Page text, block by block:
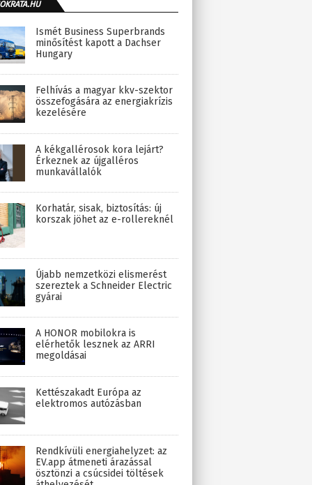
Ismét Business Superbrands
minősítést kapott a Dachser
Hungary
Felhívás a magyar kkv-szektor
összefogására az energiakrízis
kezelésére
A kékgallérosok kora lejárt?
Érkeznek az újgalléros
munkavállalók
Korhatár, sisak, biztosítás: új
korszak jöhet az e-rollereknél
Újabb nemzetközi elismerést
szereztek a Schneider Electric
gyárai
A HONOR mobilokra is
elérhetők lesznek az ARRI
megoldásai
Kettészakadt Európa az
elektromos autózásban
Rendkívüli energiahelyzet: az
EV.app átmeneti árazással
ösztönzi a csúcsidei töltések